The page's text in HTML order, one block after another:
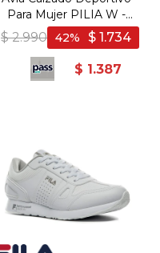
Para Mujer PILIA W -
WHITE/PINK/LILAC/LT
BLUE - Blanco-Rosado
$ 2.990 $ 1.734
42
$ 1.387